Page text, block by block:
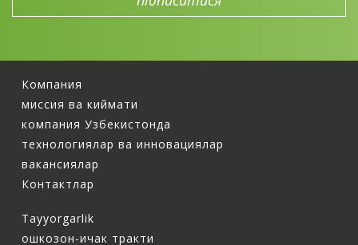
Компания
миссия ва киймати
компания Узбекистонда
технологиялар ва инновациялар
вакансиялар
Контактлар
Tayyorgarlik
ошкозон-ичак тракти